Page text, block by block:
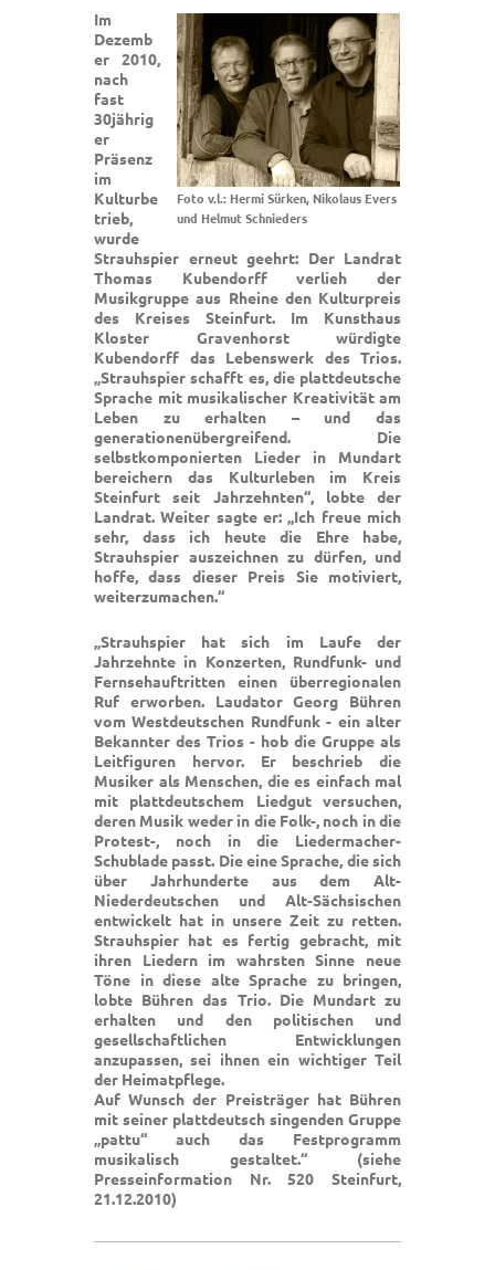
Foto v.l.: Hermi Sürken, Nikolaus Evers
und Helmut Schnieders
Im
Dezemb
er 2010,
nach
fast
30jährig
er
Präsenz
im
Kulturbe
trieb,
wurde
Strauhspier erneut geehrt: Der Landrat
Thomas Kubendorff verlieh der
Musikgruppe aus Rheine den Kulturpreis
des Kreises Steinfurt. Im Kunsthaus
Kloster Gravenhorst würdigte
Kubendorff das Lebenswerk des Trios.
„Strauhspier schafft es, die plattdeutsche
Sprache mit musikalischer Kreativität am
Leben zu erhalten – und das
generationenübergreifend. Die
selbstkomponierten Lieder in Mundart
bereichern das Kulturleben im Kreis
Steinfurt seit Jahrzehnten“, lobte der
Landrat. Weiter sagte er: „Ich freue mich
sehr, dass ich heute die Ehre habe,
Strauhspier auszeichnen zu dürfen, und
hoffe, dass dieser Preis Sie motiviert,
weiterzumachen.“
„Strauhspier hat sich im Laufe der
Jahrzehnte in Konzerten, Rundfunk- und
Fernsehauftritten einen überregionalen
Ruf erworben. Laudator Georg Bühren
vom Westdeutschen Rundfunk - ein alter
Bekannter des Trios - hob die Gruppe als
Leitfiguren hervor. Er beschrieb die
Musiker als Menschen, die es einfach mal
mit plattdeutschem Liedgut versuchen,
deren Musik weder in die Folk-, noch in die
Protest-, noch in die Liedermacher-
Schublade passt. Die eine Sprache, die sich
über Jahrhunderte aus dem Alt-
Niederdeutschen und Alt-Sächsischen
entwickelt hat in unsere Zeit zu retten.
Strauhspier hat es fertig gebracht, mit
ihren Liedern im wahrsten Sinne neue
Töne in diese alte Sprache zu bringen,
lobte Bühren das Trio. Die Mundart zu
erhalten und den politischen und
gesellschaftlichen Entwicklungen
anzupassen, sei ihnen ein wichtiger Teil
der Heimatpflege.
Auf Wunsch der Preisträger hat Bühren
mit seiner plattdeutsch singenden Gruppe
„pattu“ auch das Festprogramm
musikalisch gestaltet.“ (siehe
Presseinformation Nr. 520 Steinfurt,
21.12.2010)